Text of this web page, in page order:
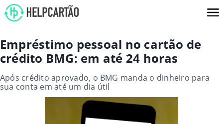
Empréstimo pessoal no cartão de
crédito BMG: em até 24 horas
Após crédito aprovado, o BMG manda o dinheiro para
sua conta em até um dia útil